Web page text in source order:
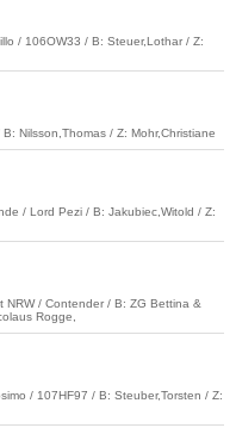
/ 106OW33 / B: Steuer,Lothar / Z:
Nilsson,Thomas / Z: Mohr,Christiane
/ Lord Pezi / B: Jakubiec,Witold / Z:
NRW / Contender / B: ZG Bettina &
Rogge,
/ 107HF97 / B: Steuber,Torsten / Z: